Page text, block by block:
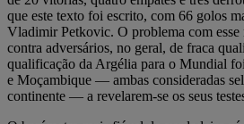
que este texto foi escrito, com 66 golos
Vladimir Petkovic. O problema com esse
contra adversários, no geral, de fraca
qualificação da Argélia para o Mundial
e Moçambique — ambas consideradas
continente — a revelarem-se os seus